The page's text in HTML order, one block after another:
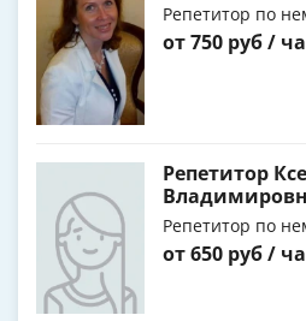
Репетитор по
от 750 руб /
Репетитор
Репетитор по
от 650 руб /